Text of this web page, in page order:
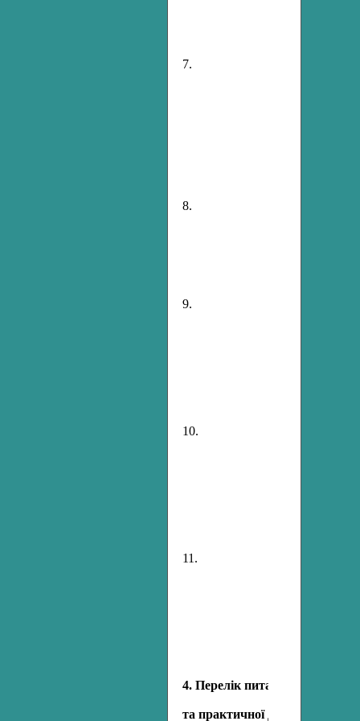
7.
8.
9.
10.
11.
4. Перелік питань для
та практичної допомоги на